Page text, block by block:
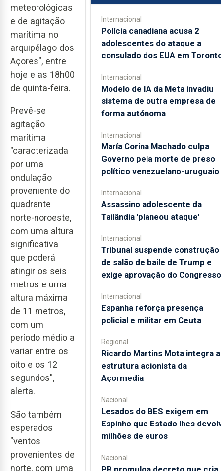
meteorológicas
e de agitação
marítima no
arquipélago dos
Açores", entre
hoje e as 18h00
de quinta-feira.
Prevê-se
agitação
marítima
"caracterizada
por uma
ondulação
proveniente do
quadrante
norte-noroeste,
com uma altura
significativa
que poderá
atingir os seis
metros e uma
altura máxima
de 11 metros,
com um
período médio a
variar entre os
oito e os 12
segundos",
alerta.
São também
esperados
"ventos
provenientes de
norte, com uma
Internacional
Polícia canadiana acusa 2
adolescentes do ataque a
consulado dos EUA em
Internacional
Modelo de IA da Meta invadiu
sistema de outra empresa de
forma autónoma
Internacional
María Corina Machado culpa
Governo pela morte de preso
político venezuelano-uruguaio
Internacional
Assassino adolescente da
Tailândia 'planeou ataque'
Internacional
Tribunal suspende construção
de salão de baile de Trump e
exige aprovação do Congresso
Internacional
Espanha reforça presença
policial e militar em Ceuta
Regional
Ricardo Martins Mota integra a
estrutura acionista da
Açormedia
Nacional
Lesados do BES exigem em
Espinho que Estado lhes
milhões de euros
Nacional
PR promulga decreto que cria